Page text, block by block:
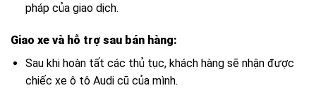
pháp của giao dịch.
Giao xe và hỗ trợ sau bán hàng:
Sau khi hoàn tất các thủ tục, khách hàng sẽ nhận được
chiếc xe ô tô Audi cũ của mình.